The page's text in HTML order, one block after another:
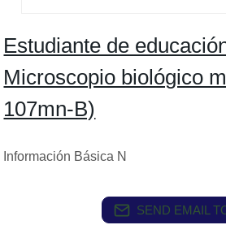
Estudiante de
Microscopio biológico
107mn-B)
Información Básica N
SEND EMAIL